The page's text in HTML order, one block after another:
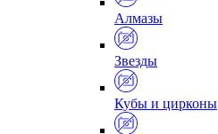
Алмазы
Звезды
Кубы и цирконы